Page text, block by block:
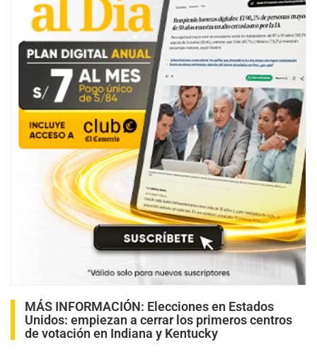
MÁS INFORMACIÓN: Elecciones en Estados
Unidos: empiezan a cerrar los primeros centros
de votación en Indiana y Kentucky